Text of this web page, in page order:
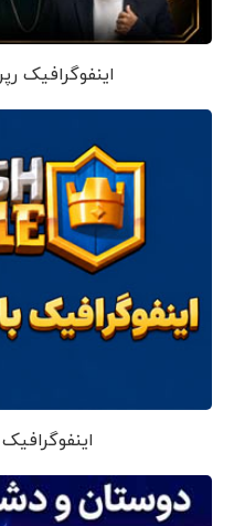
اینفوگرافیک